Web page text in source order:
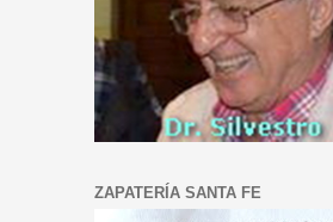
ZAPATERÍA SANTA FE